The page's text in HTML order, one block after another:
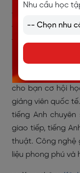
tập và trò chơi
việc học trở nên
thành một phần
Ngoài ra, việc
như Coursera,
cho bạn cơ hội
giảng viên quốc
tiếng Anh chuyên
giao tiếp, tiếng
thuật. Công nghệ
liệu phong phú
Nhu cầu học